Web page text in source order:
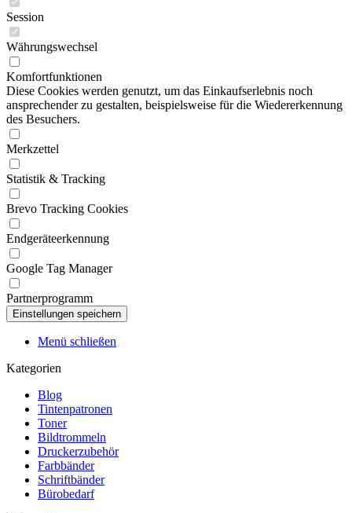
Session
Währungswechsel
Komfortfunktionen
Diese Cookies werden genutzt, um das Einkaufserlebnis noch
ansprechender zu gestalten, beispielsweise für die Wiedererkennung
des Besuchers.
Merkzettel
Statistik & Tracking
Brevo Tracking Cookies
Endgeräteerkennung
Google Tag Manager
Partnerprogramm
Menü schließen
Kategorien
Blog
Tintenpatronen
Toner
Bildtrommeln
Druckerzubehör
Farbbänder
Schriftbänder
Bürobedarf